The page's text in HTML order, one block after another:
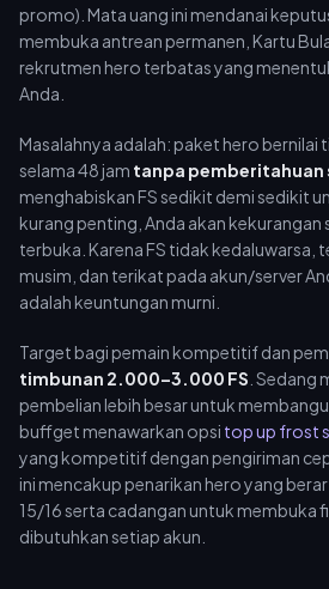
promo). Mata uang ini mendanai
membuka antrean permanen, Kartu
rekrutmen hero terbatas yang
Anda.
Masalahnya adalah: paket hero bernilai
selama 48 jam tanpa pemberitahuan
menghabiskan FS sedikit demi sedikit
kurang penting, Anda akan kekurangan
terbuka. Karena FS tidak kedaluwarsa,
musim, dan terikat pada akun/server
adalah keuntungan murni.
Target bagi pemain kompetitif dan
timbunan 2.000–3.000 FS . Sedang
pembelian lebih besar untuk
buffget menawarkan opsi top up frost
yang kompetitif dengan pengiriman
ini mencakup penarikan hero yang
15/16 serta cadangan untuk membuka
dibutuhkan setiap akun.